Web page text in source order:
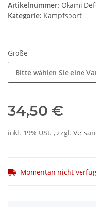
Artikelnummer: Okami
Kategorie: Kampfsport
Größe
Bitte wählen Sie eine
34,50 €
inkl. 19% USt. , zzgl.
Momentan nicht